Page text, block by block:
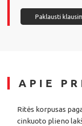
Paklausti
APIE
Ritės korpusas
cinkuoto plieno